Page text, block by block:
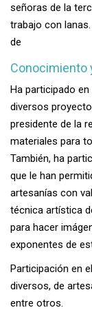
señoras de la
trabajo con
de
Conocimiento
Ha participado
diversos
presidente de la
materiales para
También, ha
que le han
artesanías con
técnica artística
para hacer
exponentes de
Participación en
diversos, de
entre otros.